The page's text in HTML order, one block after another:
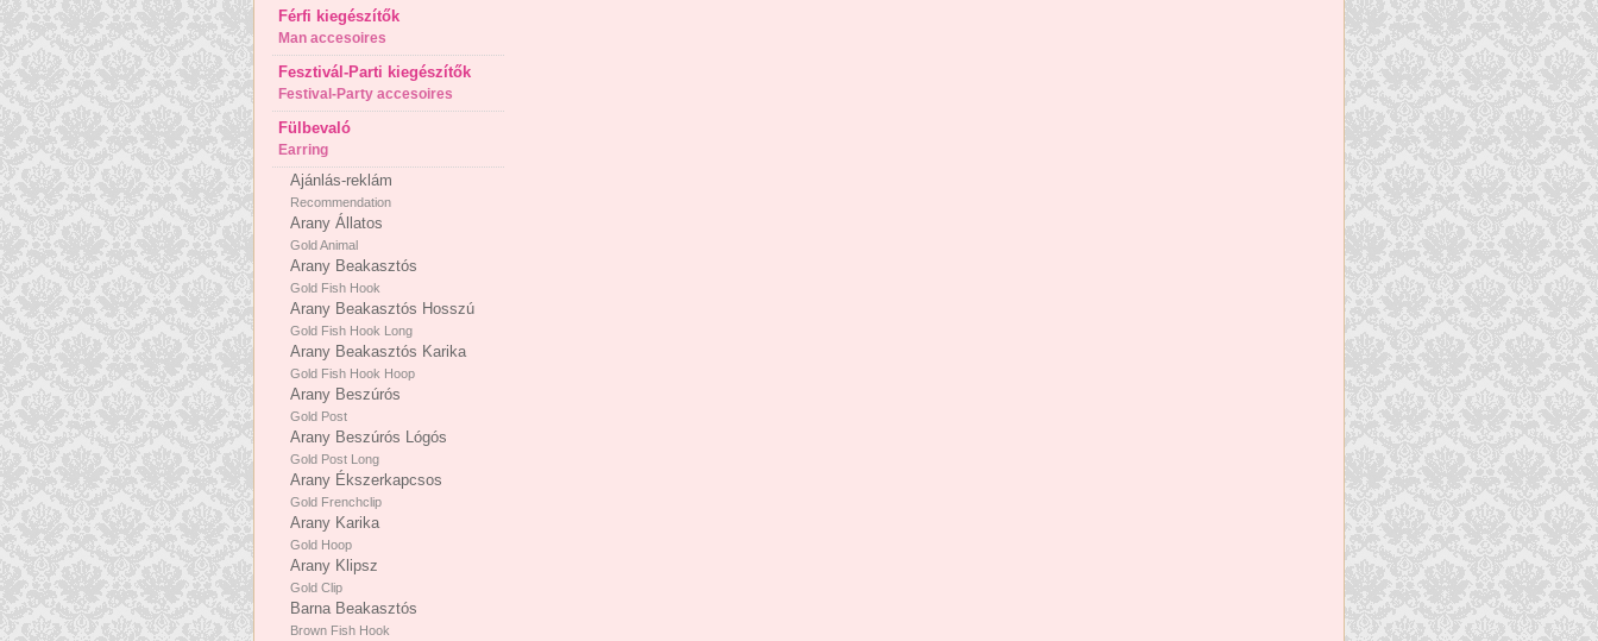
Férfi kiegészítők
Man accesoires
Fesztivál-Parti kiegészítők
Festival-Party accesoires
Fülbevaló
Earring
Ajánlás-reklám
Recommendation
Arany Állatos
Gold Animal
Arany Beakasztós
Gold Fish Hook
Arany Beakasztós Hosszú
Gold Fish Hook Long
Arany Beakasztós Karika
Gold Fish Hook Hoop
Arany Beszúrós
Gold Post
Arany Beszúrós Lógós
Gold Post Long
Arany Ékszerkapcsos
Gold Frenchclip
Arany Karika
Gold Hoop
Arany Klipsz
Gold Clip
Barna Beakasztós
Brown Fish Hook